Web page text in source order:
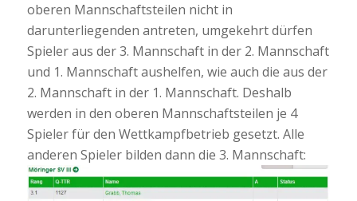
oberen Mannschaftsteilen nicht in
darunterliegenden antreten, umgekehrt dürfen
Spieler aus der 3. Mannschaft in der 2. Mannschaft
und 1. Mannschaft aushelfen, wie auch die aus der
2. Mannschaft in der 1. Mannschaft. Deshalb
werden in den oberen Mannschaftsteilen je 4
Spieler für den Wettkampfbetrieb gesetzt. Alle
anderen Spieler bilden dann die 3. Mannschaft: